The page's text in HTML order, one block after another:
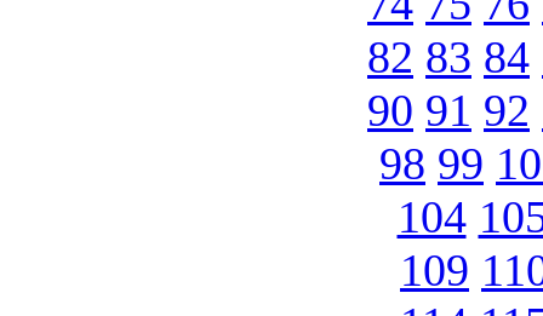
82 83 84
90 91 92
98 99
104
109